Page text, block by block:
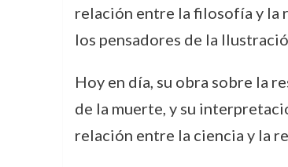
relación entre la filosofía y la
los pensadores de la
Hoy en día, su obra sobre la
de la muerte, y su
relación entre la ciencia y la